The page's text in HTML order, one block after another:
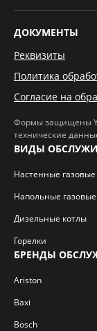
ДОКУМЕНТЫ
Реквизиты
Политика
Согласие на
Формы защищены
технические
ВИДЫ
Настенные
Напольные
Дизельные котлы
Горелки
БРЕНДЫ
Ariston
Baxi
Bosch